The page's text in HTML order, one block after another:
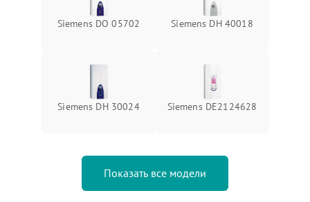
Siemens DO 05702 Siemens DH 40018
Siemens DH 30024 Siemens DE2124628
Показать все модели